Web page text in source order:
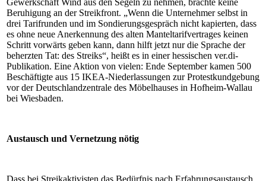
Gewerkschaft Wind aus den Segeln zu nehmen, brachte keine
Beruhigung an der Streikfront. „Wenn die Unternehmer selbst in
drei Tarifrunden und im Sondierungsgespräch nicht kapierten, dass
es ohne neue Anerkennung des alten Manteltarifvertrages keinen
Schritt vorwärts geben kann, dann hilft jetzt nur die Sprache der
beherzten Tat: des Streiks“, heißt es in einer hessischen ver.di-
Publikation. Eine Aktion von vielen: Ende September kamen 500
Beschäftigte aus 15 IKEA-Niederlassungen zur Protestkundgebung
vor der Deutschlandzentrale des Möbelhauses in Hofheim-Wallau
bei Wiesbaden.
Austausch und Vernetzung nötig
Dass bei Streikaktivisten das Bedürfnis nach Erfahrungsaustausch